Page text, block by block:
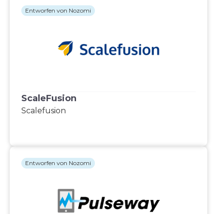
ScaleFusion
Scalefusion
Entworfen von Nozomi
Entworfen von Nozomi